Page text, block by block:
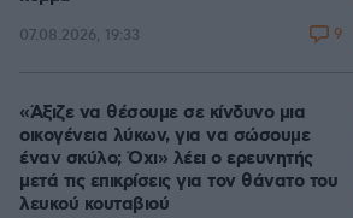
07.08.2026, 19:33 9
«Άξιζε να θέσουμε σε κίνδυνο μια
οικογένεια λύκων, για να σώσουμε
έναν σκύλο; Όχι» λέει ο ερευνητής
μετά τις επικρίσεις για τον θάνατο του
λευκού κουταβιού